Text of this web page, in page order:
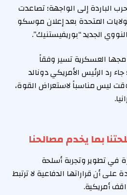
الباردة إلى الواجهة؛ تصاعدت
المتحدة بعد إعلان موسكو
الجديد “بوريفيستنيك”.
العسكرية تسير وفقاً
رد الرئيس الأمريكي دونالد
ليس مناسباً لاستعراض القوة،
بما يخدم مصالحنا
في تطوير وتجربة أسلحة
على أن قراراتها الدفاعية لا ترتبط
أمريكية.